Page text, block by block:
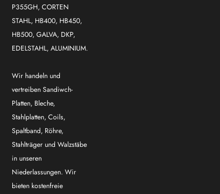
P355GH, CORTEN
STAHL, HB400, HB450,
HB500, GALVA, DKP,
EDELSTAHL, ALUMINIUM.
Wir handeln und
vertreiben Sandiwch-
Platten, Bleche,
Stahlplatten, Coils,
Spaltband, Röhre,
Stahlträger und Walzstäbe
in unseren
Niederlassungen. Wir
bieten kostenfreie